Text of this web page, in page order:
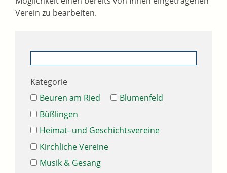
Verein zu bearbeiten.
Kategorie
Beuren am Ried
Blumenfeld
Büßlingen
Heimat- und Geschichtsvereine
Kirchliche Vereine
Musik & Gesang